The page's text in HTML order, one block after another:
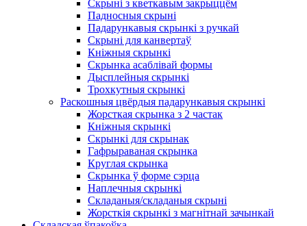
Скрыні з кветкавым закрыццём
Падносныя скрыні
Падарункавыя скрынкі з ручкай
Скрыні для канвертаў
Кніжныя скрынкі
Скрынка асаблівай формы
Дысплейныя скрынкі
Трохкутныя скрынкі
Раскошныя цвёрдыя падарункавыя скрынкі
Жорсткая скрынка з 2 частак
Кніжныя скрынкі
Скрынкі для скрынак
Гафрыраваная скрынка
Круглая скрынка
Скрынка ў форме сэрца
Наплечныя скрынкі
Складаныя/складаныя скрыні
Жорсткія скрынкі з магнітнай зачынкай